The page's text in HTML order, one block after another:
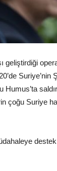
geliştirdiği
Suriye’nin
çoğu Suriye
destek